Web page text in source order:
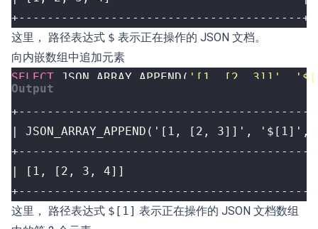
+----------------------------------------+
这里， 路径表达式 $ 表示正在操作的 JSON 文档。
向内嵌数组中追加元素
SELECT
JSON_ARRAY_APPEND ( '[1, [2, 3]]'
这里， 路径表达式 $[1] 表示正在操作的 JSON 文档数组